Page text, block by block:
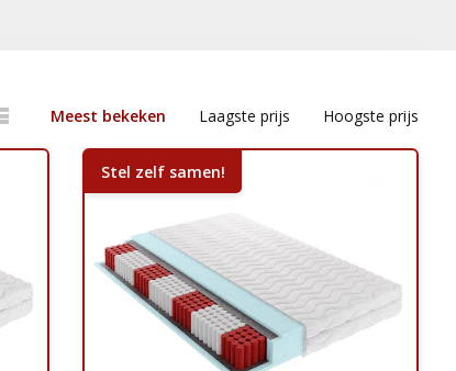
Meest bekeken Laagste prijs Hoogste prijs
Stel zelf samen!